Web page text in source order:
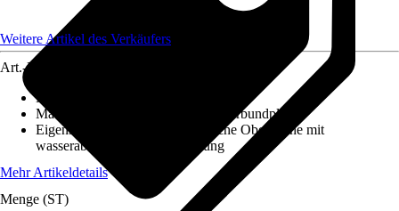
Weitere Artikel des Verkäufers
Art.-Nr.
Maße (LxBxS)
Material
Aluminium, Aluminiumverbundplatte
Eigenschaft
Kratzfest, Hygienische Oberfläche mit
wasserabweisender Beschichtung
Mehr Artikeldetails
Menge (ST)